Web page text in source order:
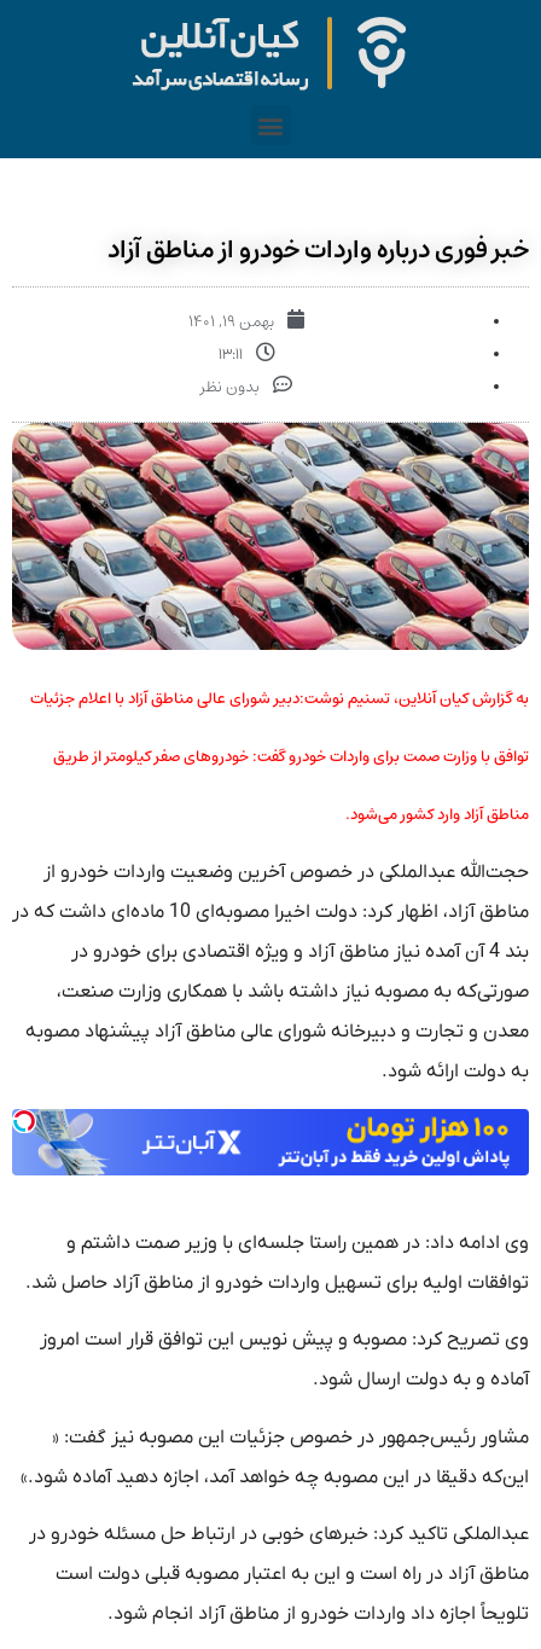
خبر فوری درباره واردات خودرو از مناطق آزاد
بهمن ۱۹, ۱۴۰۱
۱۳:۱۱
بدون نظر
به گزارش کیان آنلاین، تسنیم نوشت:دبیر شورای عالی مناطق آزاد با اعلام جزئیات
توافق با وزارت صمت برای واردات خودرو گفت: خودروهای صفر کیلومتر از طریق
مناطق آزاد وارد کشور می‌شود.
حجت‌الله عبدالملکی در خصوص آخرین وضعیت واردات خودرو از
مناطق آزاد، اظهار کرد: دولت اخیرا مصوبه‌ای 10 ماده‌ای داشت که در
بند 4 آن آمده نیاز مناطق آزاد و ویژه اقتصادی برای خودرو در
صورتی‌که به مصوبه نیاز داشته باشد با همکاری وزارت صنعت،
معدن و تجارت و دبیرخانه شورای عالی مناطق آزاد پیشنهاد مصوبه
به دولت ارائه شود.
وی ادامه داد: در همین راستا جلسه‌ای با وزیر صمت داشتم و
توافقات اولیه برای تسهیل واردات خودرو از مناطق آزاد حاصل شد.
وی تصریح کرد: مصوبه و پیش نویس این توافق قرار است امروز
آماده و به دولت ارسال شود.
مشاور رئیس‌جمهور در خصوص جزئیات این مصوبه نیز گفت: «
این‌که دقیقا در این مصوبه چه خواهد آمد، اجازه دهید آماده شود.»
عبدالملکی تاکید کرد: خبرهای خوبی در ارتباط حل مسئله خودرو در
مناطق آزاد در راه است و این به اعتبار مصوبه قبلی دولت است
تلویحاً اجازه داد واردات خودرو از مناطق آزاد انجام شود.